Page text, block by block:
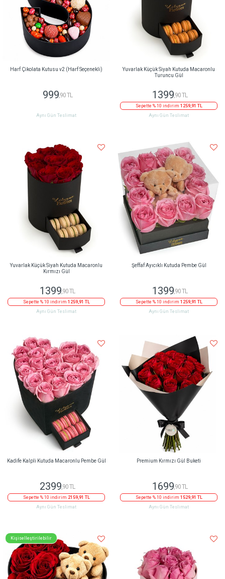
Harf Çikolata Kutusu v2 (Harf Seçenekli)
999,90 TL
Aynı Gün Teslimat
Yuvarlak Küçük Siyah Kutuda Macaronlu
Turuncu Gül
1399,90 TL
Sepette % 10 indirim 1259,91 TL
Aynı Gün Teslimat
Yuvarlak Küçük Siyah Kutuda Macaronlu
Kırmızı Gül
1399 ,90 TL
Sepette % 10 indirim 1259,91 TL
Aynı Gün Teslimat
Şeffaf Ayıcıklı Kutuda Pembe Gül
1399 ,90 TL
Sepette % 10 indirim 1259,91 TL
Aynı Gün Teslimat
Kadife Kalpli Kutuda Macaronlu Pembe Gül
2399,90 TL
Sepette % 10 indirim 2159,91 TL
Aynı Gün Teslimat
Premium Kırmızı Gül Buketi
1699,90 TL
Sepette % 10 indirim 1529,91 TL
Aynı Gün Teslimat
Kişiselleştirilebilir